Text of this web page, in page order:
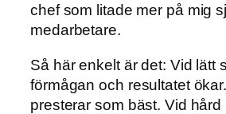
chef som litade mer på mig
medarbetare.
Så här enkelt är det: Vid lätt
förmågan och resultatet
presterar som bäst. Vid hård